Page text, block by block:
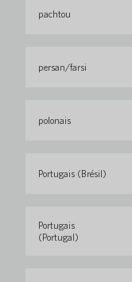
pachtou
persan/farsi
polonais
Portugais (Brésil)
Portugais
(Portugal)